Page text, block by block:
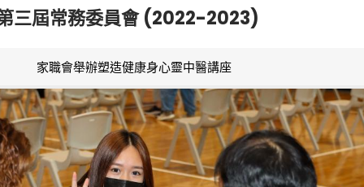
三屆常務委員會 (2022-2023)
家職會舉辦塑造健康身心靈中醫講座